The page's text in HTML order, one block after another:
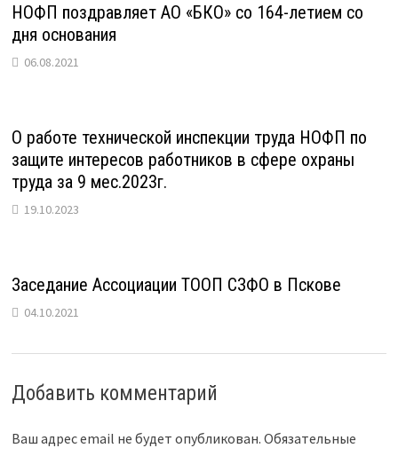
НОФП поздравляет АО «БКО» со 164-летием со
дня основания
06.08.2021
О работе технической инспекции труда НОФП по
защите интересов работников в сфере охраны
труда за 9 мес.2023г.
19.10.2023
Заседание Ассоциации ТООП СЗФО в Пскове
04.10.2021
Добавить комментарий
Ваш адрес email не будет опубликован. Обязательные